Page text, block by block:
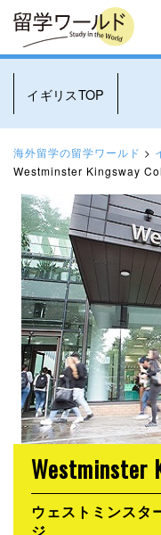
イギリスTOP
海外留学の留学ワールド >
Westminster Kingsway
Westminster
ウェストミンスタ
ジ